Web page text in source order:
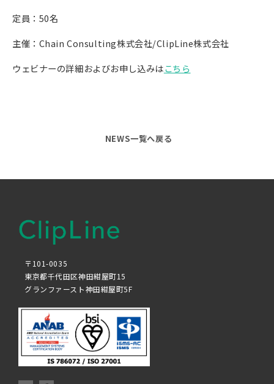
定員：50名
主催：Chain Consulting株式会社/ClipLine株式会社
ウェビナーの詳細およびお申し込みはこちら
NEWS一覧へ戻る
〒101-0035
東京都千代田区神田紺屋町15
グランファースト神田紺屋町5F